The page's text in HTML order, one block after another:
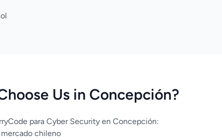
Us in Concepción?
para Cyber Security en Concepción:
chileno